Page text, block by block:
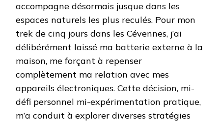
accompagne désormais jusque dans les
espaces naturels les plus reculés. Pour mon
trek de cinq jours dans les Cévennes, j’ai
délibérément laissé ma batterie externe à la
maison, me forçant à repenser
complètement ma relation avec mes
appareils électroniques. Cette décision, mi-
défi personnel mi-expérimentation pratique,
m’a conduit à explorer diverses stratégies